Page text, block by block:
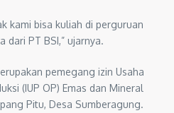
kami bisa kuliah di perguruan
PT BSI,” ujarnya.
pemegang izin Usaha
(IUP OP) Emas dan Mineral
Pitu, Desa Sumberagung.